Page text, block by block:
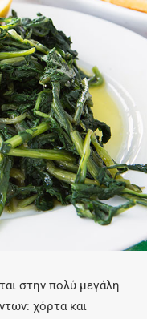
στην πολύ μεγάλη
χόρτα και